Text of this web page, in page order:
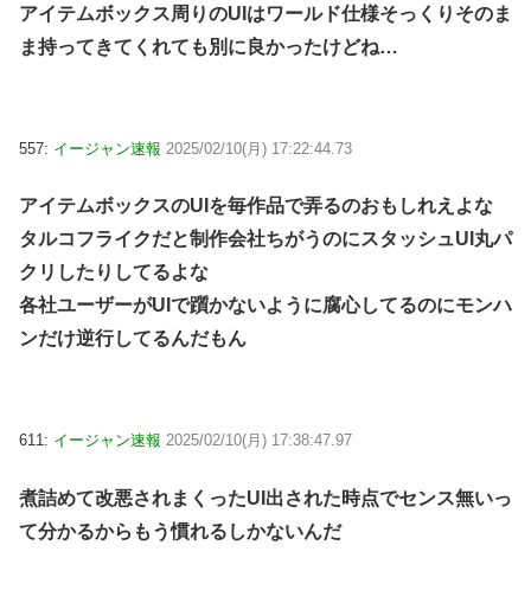
アイテムボックス周りのUIはワールド仕様そっくりそのま
ま持ってきてくれても別に良かったけどね…
557: イージャン速報 2025/02/10(月) 17:22:44.73
アイテムボックスのUIを毎作品で弄るのおもしれえよな
タルコフライクだと制作会社ちがうのにスタッシュUI丸パ
クリしたりしてるよな
各社ユーザーがUIで躓かないように腐心してるのにモンハ
ンだけ逆行してるんだもん
611: イージャン速報 2025/02/10(月) 17:38:47.97
煮詰めて改悪されまくったUI出された時点でセンス無いっ
て分かるからもう慣れるしかないんだ